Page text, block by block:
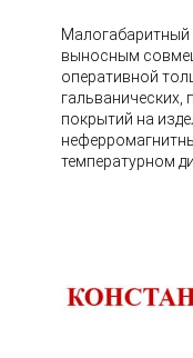
Малогабаритный
выносным
оперативной
гальванических,
покрытий на
температурном